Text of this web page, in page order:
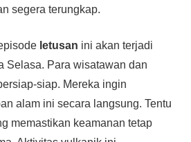
segera terungkap.
letusan ini akan terjadi
Selasa. Para wisatawan dan
siap. Mereka ingin
alam ini secara langsung. Tentu
memastikan keamanan tetap